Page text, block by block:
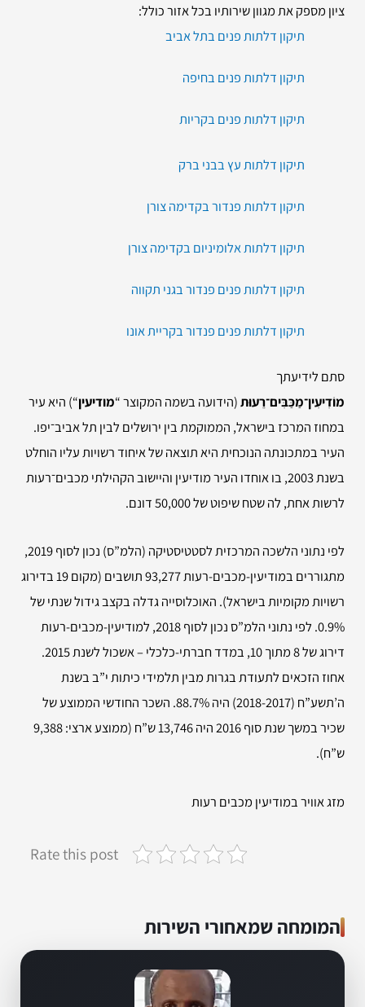
ציון מספק את מגוון שירותיו בכל אזור כולל:
תיקון דלתות פנים בתל אביב
תיקון דלתות פנים בחיפה
תיקון דלתות פנים בקריות
תיקון דלתות עץ בבני ברק
תיקון דלתות פנדור בקדימה צורן
תיקון דלתות אלומיניום בקדימה צורן
תיקון דלתות פנים פנדור בגני תקווה
תיקון דלתות פנים פנדור בקריית אונו
סתם לידיעתך
מוֹדִיעִין־מַכַּבִּים־רֵעוּת(הידועה בשמה המקוצר “מודיעין“) היא עיר
במחוז המרכז בישראל, הממוקמת בין ירושלים לבין תל אביב־יפו.
העיר במתכונתה הנוכחית היא תוצאה של איחוד רשויות עליו הוחלט
בשנת 2003, בו אוחדו העיר מודיעין והיישוב הקהילתי מכבים־רעות
לרשות אחת, לה שטח שיפוט של 50,000 דונם.
לפי נתוני הלשכה המרכזית לסטטיסטיקה (הלמ”ס) נכון לסוף 2019,
מתגוררים במודיעין-מכבים-רעות 93,277 תושבים (מקום 19 בדירוג
רשויות מקומיות בישראל). האוכלוסייה גדלה בקצב גידול שנתי של
‎0.9%‏. לפי נתוני הלמ”ס נכון לסוף 2018, למודיעין-מכבים-רעות
דירוג של 8 מתוך 10, במדד חברתי-כלכלי – אשכול לשנת 2015.
אחוז הזכאים לתעודת בגרות מבין תלמידי כיתות י”ב בשנת
ה’תשע”ח (2017-‏2018) היה 88.7%. השכר החודשי הממוצע של
שכיר במשך שנת סוף 2016 היה 13,746 ש”ח (ממוצע ארצי: 9,388
ש”ח).
מזג אוויר במודיעין מכבים רעות
Rate this post
המומחה שמאחורי השירות